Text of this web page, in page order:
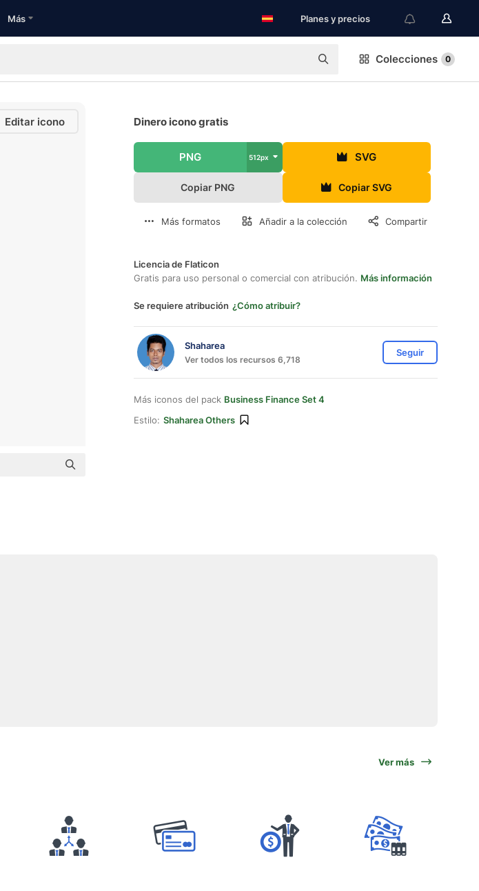
Más Planes y precios
Colecciones 0
Editar icono Dinero icono gratis
PNG 512px SVG
Copiar PNG Copiar SVG
Más formatos Añadir a la colección Compartir
Licencia de Flaticon
Gratis para uso personal o comercial con atribución. Más información
Se requiere atribución ¿Cómo atribuir?
Shaharea
Ver todos los recursos 6,718
Seguir
Más iconos del pack Business Finance Set 4
Estilo: Shaharea Others
Ver más